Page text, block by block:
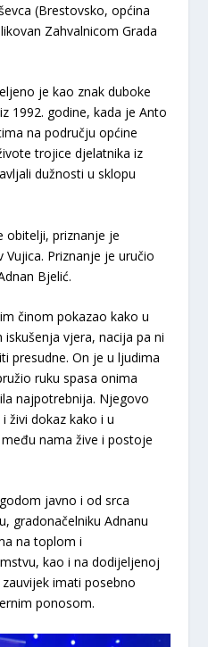
(Brestovsko, općina
Zahvalnicom Grada
je kao znak duboke
1992. godine, kada je Anto
na području općine
trojice djelatnika iz
dužnosti u sklopu
obitelji, priznanje je
Vujica. Priznanje je uručio
Bjelić.
činom pokazao kako u
vjera, nacija pa ni
presudne. On je u ljudima
ruku spasa onima
najpotrebnija. Njegovo
živi dokaz kako i u
nama žive i postoje
javno i od srca
gradonačelniku Adnanu
na toplom i
kao i na dodijeljenoj
imati posebno
ponosom.